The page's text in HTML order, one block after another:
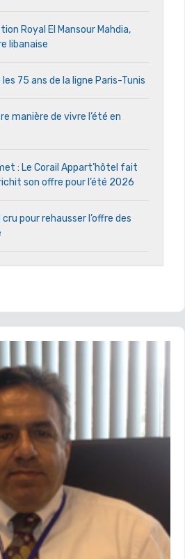
Royal El Mansour Mahdia,
libanaise
75 ans de la ligne Paris-Tunis
manière de vivre l’été en
: Le Corail Appart’hôtel fait
son offre pour l’été 2026
pour rehausser l’offre des